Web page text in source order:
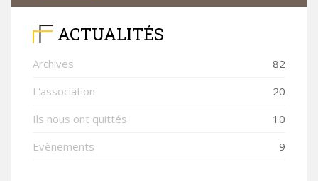
ACTUALITÉS
Archives
82
L'association
20
Ils nous ont quittés
10
Evènements
9